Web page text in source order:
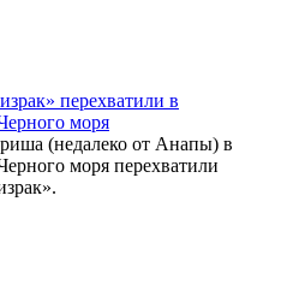
перехватили в
моря
(недалеко от Анапы) в
моря перехватили